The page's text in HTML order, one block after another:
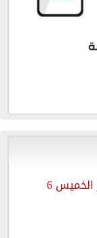
سعر الذهب اليوم في مصر الخميس 6